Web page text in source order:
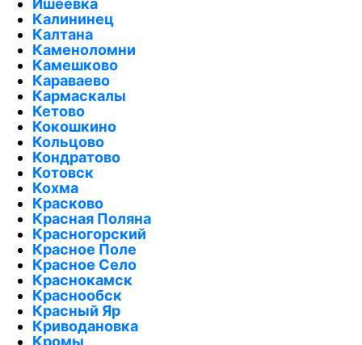
Калининец
Калтана
Каменоломни
Камешково
Караваево
Кармаскалы
Кетово
Кокошкино
Кольцово
Кондратово
Котовск
Кохма
Красково
Красная Поляна
Красногорский
Красное Поле
Красное Село
Краснокамск
Краснообск
Красный Яр
Криводановка
Кромы